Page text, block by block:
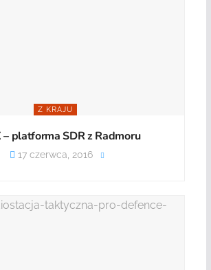
Z KRAJU
platforma SDR z Radmoru
17 czerwca, 2016